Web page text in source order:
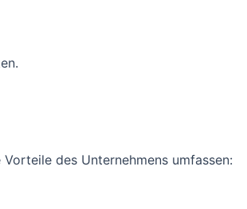
des Unternehmens umfassen: